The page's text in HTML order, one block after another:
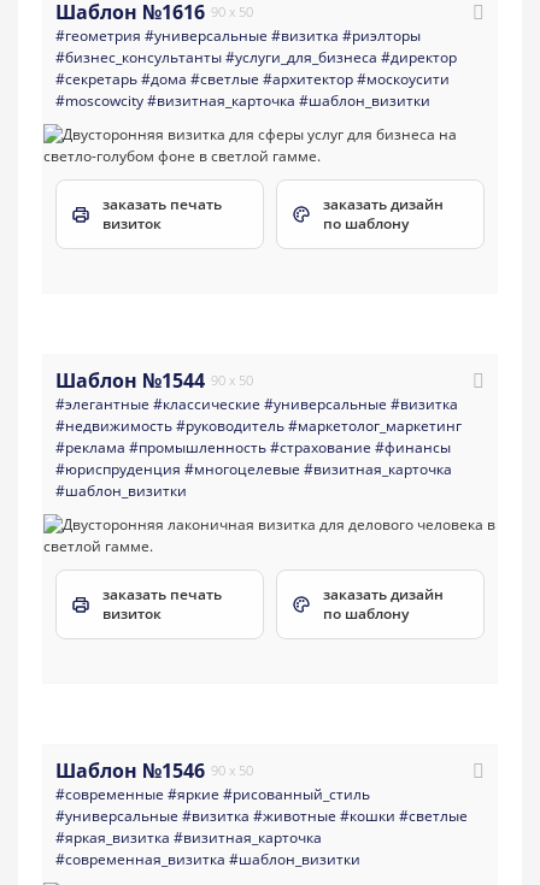
Шаблон №1616 90 x 50
#геометрия #универсальные #визитка #риэлторы
#бизнес_консультанты#услуги_для_бизнеса #директор
#секретарь#дома #светлые #архитектор#москоусити
#moscowcity#визитная_карточка #шаблон_визитки
заказать печать
визиток
заказать дизайн
по шаблону
Шаблон №1544 90 x 50
#элегантные #классические #универсальные #визитка
#недвижимость#руководитель#маркетолог_маркетинг
#реклама #промышленность#страхование #финансы
#юриспруденция #многоцелевые #визитная_карточка
#шаблон_визитки
заказать печать
визиток
заказать дизайн
по шаблону
Шаблон №1546 90 x 50
#современные #яркие #рисованный_стиль
#универсальные #визитка #животные #кошки #светлые
#яркая_визитка #визитная_карточка
#современная_визитка #шаблон_визитки